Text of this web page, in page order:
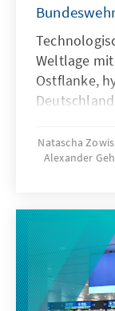
Weltlage
Ostflanke,
stellen die
aber nicht
Antwort.
die
adressiert
ethischen
Natascha
Alexander